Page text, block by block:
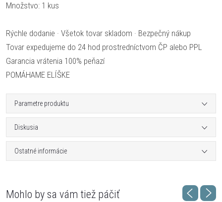
Množstvo: 1 kus
Rýchle dodanie · Všetok tovar skladom · Bezpečný nákup
Tovar expedujeme do 24 hod prostredníctvom ČP alebo PPL
Garancia vrátenia 100% peňazí
POMÁHAME ELÍŠKE
Parametre produktu
Diskusia
Ostatné informácie